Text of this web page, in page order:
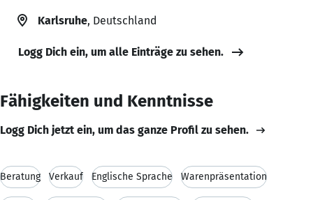
Karlsruhe, Deutschland
Logg Dich ein, um alle Einträge zu sehen.
Fähigkeiten und Kenntnisse
Logg Dich jetzt ein, um das ganze Profil zu sehen.
Beratung Verkauf Englische Sprache Warenpräsentation